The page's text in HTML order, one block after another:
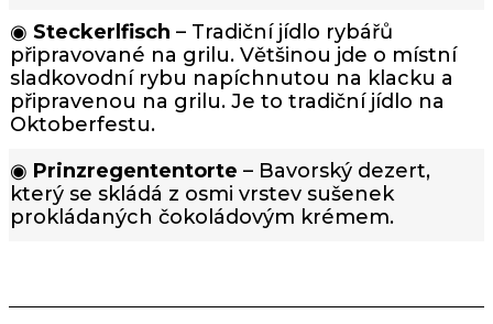
◉ Steckerlfisch – Tradiční jídlo rybářů
připravované na grilu. Většinou jde o místní
sladkovodní rybu napíchnutou na klacku a
připravenou na grilu. Je to tradiční jídlo na
Oktoberfestu.
◉ Prinzregententorte – Bavorský dezert,
který se skládá z osmi vrstev sušenek
prokládaných čokoládovým krémem.